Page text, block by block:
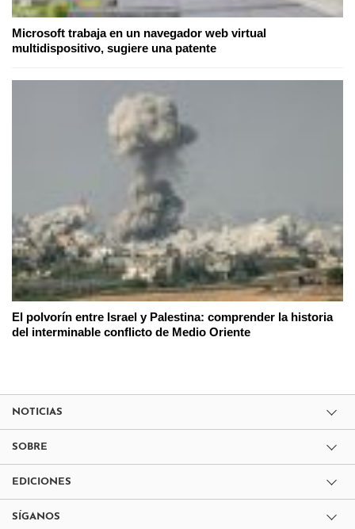
Microsoft trabaja en un navegador web virtual
multidispositivo, sugiere una patente
El polvorín entre Israel y Palestina: comprender la historia
del interminable conflicto de Medio Oriente
NOTICIAS
SOBRE
EDICIONES
SÍGANOS